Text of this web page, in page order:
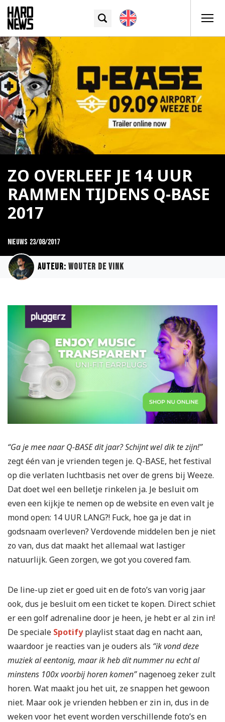
ZO OVERLEEF JE 14 UUR
RAMMEN TIJDENS Q-BASE
2017
Nieuws 23/08/2017
Auteur: Wouter de Vink
“Ga je mee naar Q-BASE dit jaar? Schijnt wel dik te zijn!”
zegt één van je vrienden tegen je. Q-BASE, het festival
op die verlaten luchtbasis net over de grens bij Weeze.
Dat doet wel een belletje rinkelen ja. Je besluit om
even een kijkje te nemen op de website en even valt je
mond open: 14 UUR LANG?! Fuck, hoe ga je dat in
godsnaam overleven? Verdovende middelen ben je niet
zo van, dus dat maakt het allemaal wat lastiger
natuurlijk. Geen zorgen, we got you covered fam.
De line-up ziet er goed uit en de foto’s van vorig jaar
ook, dus je besluit om een ticket te kopen. Direct schiet
er een golf adrenaline door je heen, je hebt er al zin in!
De speciale Spotifyplaylist staat dag en nacht aan,
waardoor je reacties van je ouders als “ik vond deze
muziek al eentonig, maar ik heb dit nummer nu echt al
minstens 100x voorbij horen komen”nagenoeg zeker zult
horen. Wat maakt jou het uit, ze snappen het gewoon
niet. Maar ook je vrienden hebben er zin in, dus in de
weken voor het event worden verschillende foto’s en